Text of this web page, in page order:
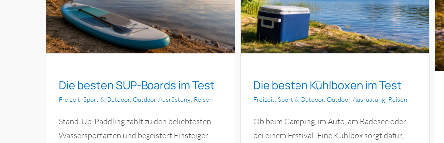
Die besten SUP-Boards im Test
Freizeit, Sport & Outdoor, Outdoor-Ausrüstung Reisen
Stand-Up-Paddling zählt zu den beliebtesten
Wassersportarten und begeistert Einsteiger
Die besten Kühlboxen im Test
Freizeit, Sport & Outdoor Outdoor-Ausrüstung Reisen
Die besten Kühlboxen im Test
Freizeit, Sport & Outdoor, Outdoor-Ausrüstung Reisen
Ob beim Camping, im Auto, am Badesee oder
bei einem Festival: Eine Kühlbox sorgt dafür,
Die besten Wanderstöcke im Test
Outdoor-Ausrüstung